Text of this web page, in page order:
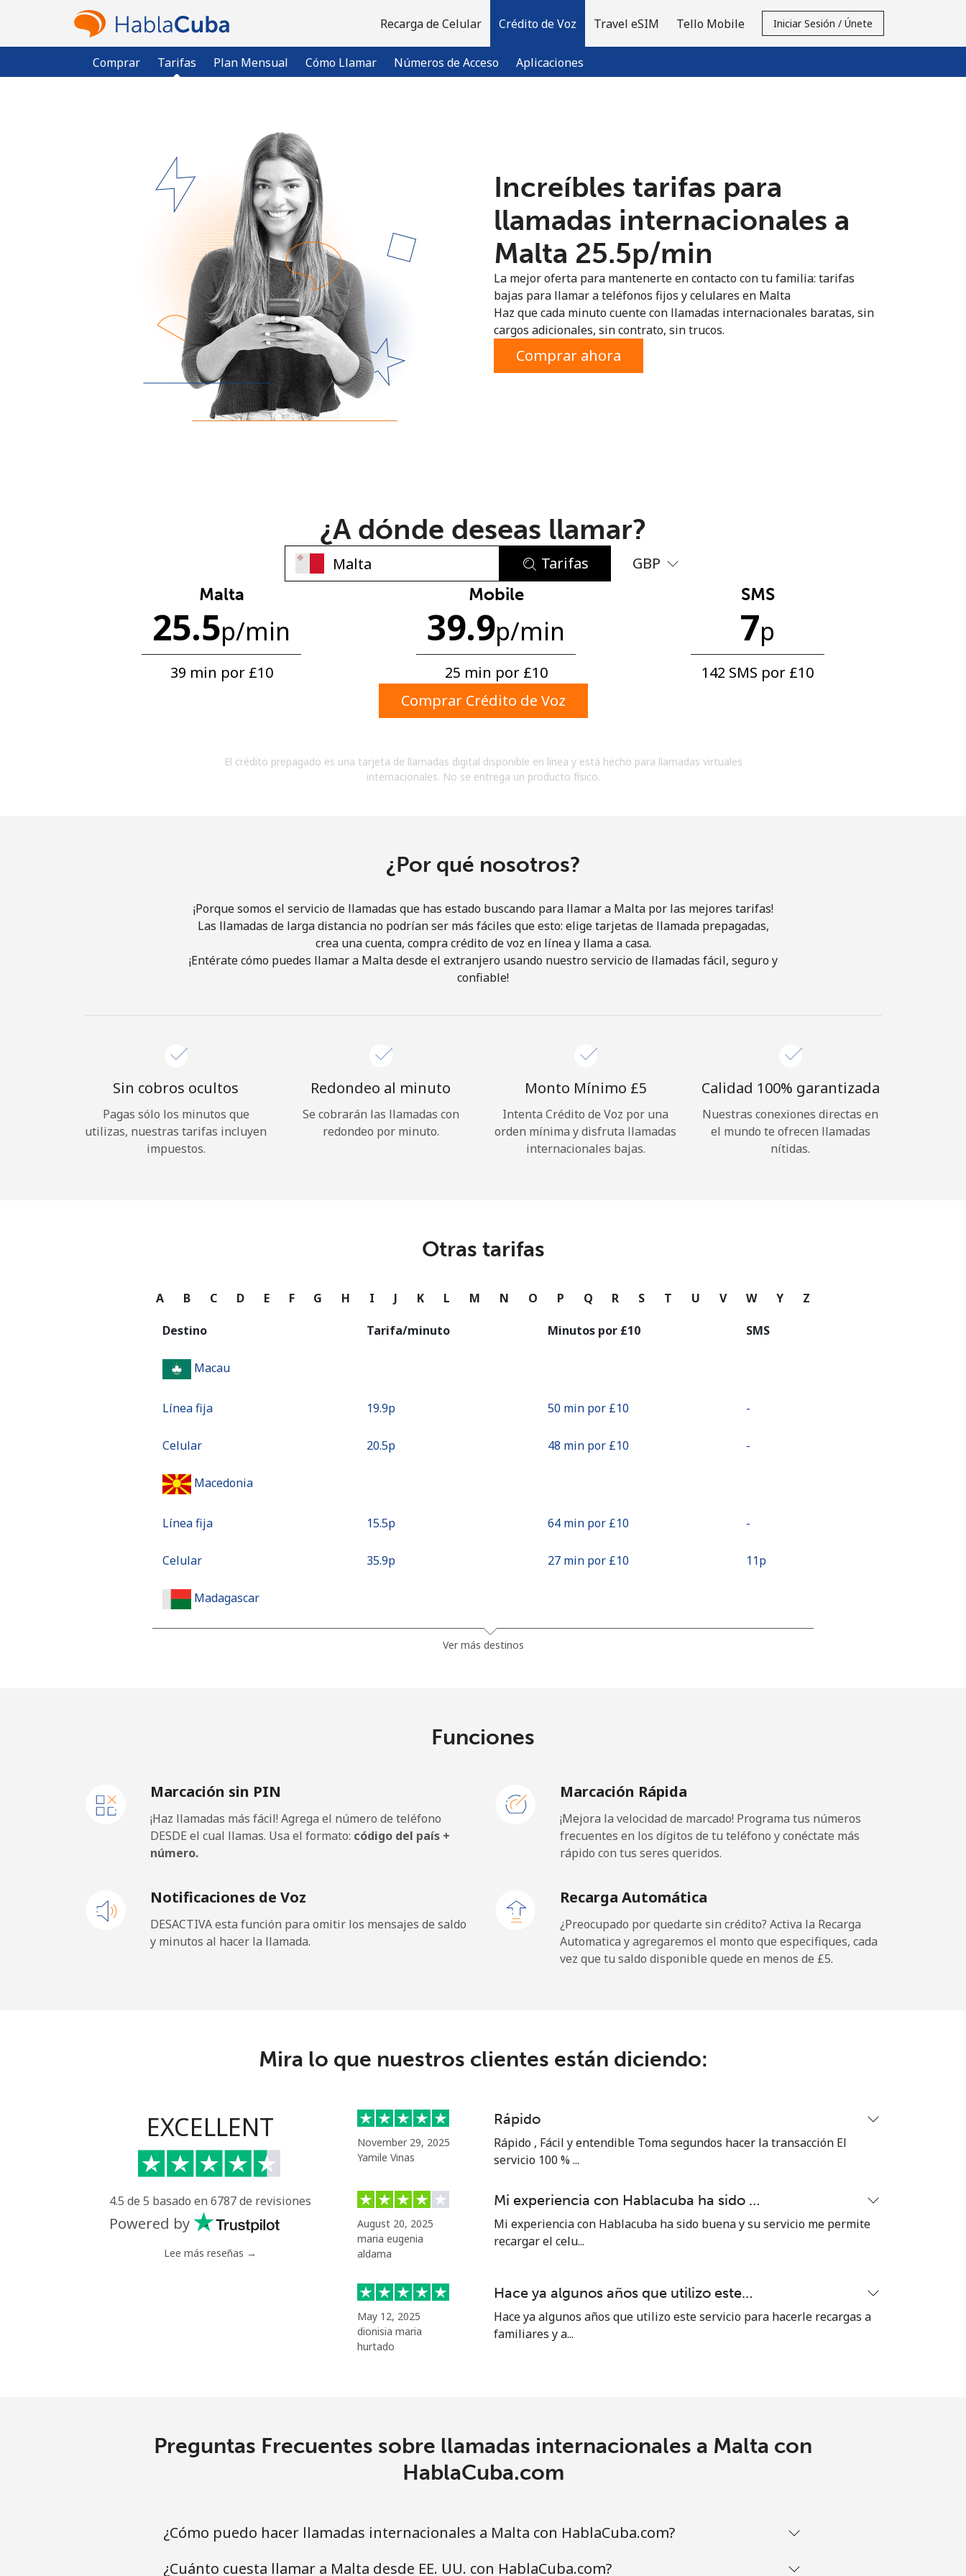
Recarga de Celular Crédito de Voz
Comprar Tarifas Plan Mensual Cómo Llamar Números de Acceso Aplicaciones
Travel eSIM Tello Mobile Iniciar Sesión / Únete
¿Ya tienes una cuenta? Inicia sesión →
Regístrate con
No se ha creado una contraseña
Mínimo 8 caracteres
Una letra mayúscula y una minúscula
Un caracter especial
acuerdo con estos
Términos y condiciones.
Únete
¡Hola!
Iniciar Sesión
Increíbles tarifas para
llamadas internacionales a
Malta ⁦25.5p⁩/min
La mejor oferta para mantenerte en contacto con tu familia: tarifas
bajas para llamar a teléfonos fijos y celulares en Malta
Haz que cada minuto cuente con llamadas internacionales baratas, sin
cargos adicionales, sin contrato, sin trucos.
Comprar ahora
¿A dónde deseas llamar?
Tarifas GBP
Malta
25.5p/min
39 min por ⁦£10⁩
Mobile
39.9p/min
25 min por ⁦£10⁩
SMS
7p
142 SMS por ⁦£10⁩
Comprar Crédito de Voz
El crédito prepagado es una tarjeta de llamadas digital disponible en línea y está hecho para llamadas virtuales
internacionales. No se entrega un producto físico.
¿Por qué nosotros?
¡Porque somos el servicio de llamadas que has estado buscando para llamar a Malta por las mejores tarifas!
Las llamadas de larga distancia no podrían ser más fáciles que esto: elige tarjetas de llamada prepagadas,
crea una cuenta, compra crédito de voz en línea y llama a casa.
¡Entérate cómo puedes llamar a Malta desde el extranjero usando nuestro servicio de llamadas fácil, seguro y
confiable!
Sin cobros ocultos
Pagas sólo los minutos que
utilizas, nuestras tarifas incluyen
impuestos.
Redondeo al minuto
Se cobrarán las llamadas con
redondeo por minuto.
Monto Mínimo ⁦£5⁩
Intenta Crédito de Voz por una
orden mínima y disfruta llamadas
internacionales bajas.
Calidad 100% garantizada
Nuestras conexiones directas en
el mundo te ofrecen llamadas
nítidas.
Otras tarifas
A B C D E F G H I J K L M N O P Q R S T U V W Y Z
Destino Tarifa/minuto Minutos por ⁦£10⁩ SMS
Macau
Línea fija ⁦19.9p⁩ 50 min por ⁦£10⁩ -
Celular ⁦20.5p⁩ 48 min por ⁦£10⁩ -
Macedonia
Línea fija ⁦15.5p⁩ 64 min por ⁦£10⁩ -
Celular ⁦35.9p⁩ 27 min por ⁦£10⁩ ⁦11p⁩
Madagascar
Celular 25 min por ⁦£10⁩
Malaysia
Celular 833 min por ⁦£10⁩
Maldives
Celular ⁦36.9p⁩ 27 min por ⁦£10⁩ ⁦14p⁩
Malta
Línea fija ⁦25.5p⁩
Celular ⁦39.9p⁩ 25 min por ⁦£10⁩
⁦5.9p⁩ 169 min por ⁦£10⁩ -
Celular ⁦21.5p⁩ 46 min por ⁦£10⁩ -
Ver más destinos
Funciones
Marcación sin PIN
¡Haz llamadas más fácil! Agrega el número de teléfono
DESDE el cual llamas. Usa el formato: código del país +
número.
Marcación Rápida
¡Mejora la velocidad de marcado! Programa tus números
frecuentes en los dígitos de tu teléfono y conéctate más
rápido con tus seres queridos.
Notificaciones de Voz
DESACTIVA esta función para omitir los mensajes de saldo
y minutos al hacer la llamada.
Recarga Automática
¿Preocupado por quedarte sin crédito? Activa la Recarga
Automatica y agregaremos el monto que especifiques, cada
vez que tu saldo disponible quede en menos de ⁦£5⁩.
Mira lo que nuestros clientes están diciendo:
EXCELLENT
4.5 de 5 basado en 6787 de revisiones
Powered by
Lee más reseñas →
November 29, 2025
Yamile Vinas
Rápido
Rápido , Fácil y entendible Toma segundos hacer la transacción El
servicio 100 % ...
August 20, 2025
maria eugenia
aldama
Mi experiencia con Hablacuba ha sido …
Mi experiencia con Hablacuba ha sido buena y su servicio me permite
recargar el celu...
May 12, 2025
dionisia maria
hurtado
Hace ya algunos años que utilizo este…
Hace ya algunos años que utilizo este servicio para hacerle recargas a
familiares y a...
Preguntas Frecuentes sobre llamadas internacionales a Malta con
HablaCuba.com
¿Cómo puedo hacer llamadas internacionales a Malta con HablaCuba.com?
¿Cuánto cuesta llamar a Malta desde EE. UU. con HablaCuba.com?